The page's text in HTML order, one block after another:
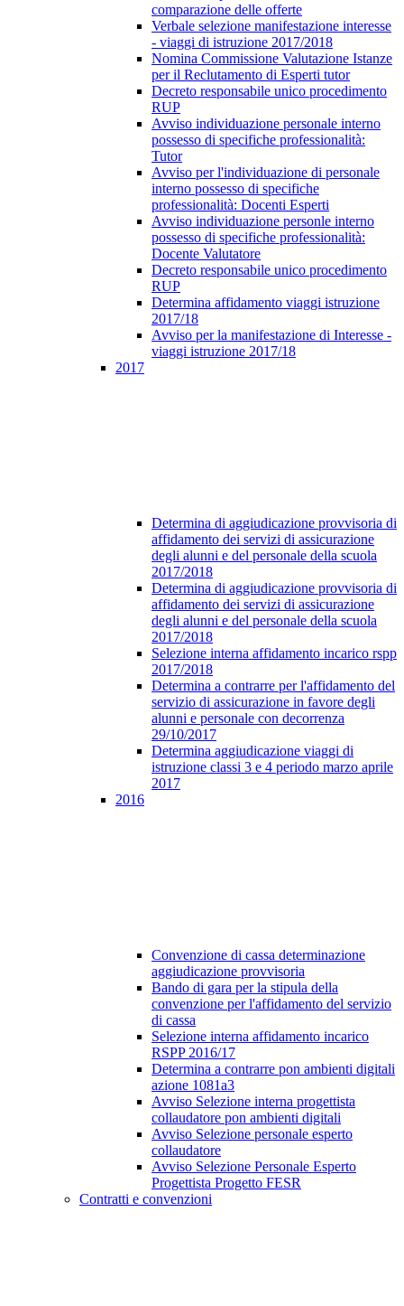
comparazione delle offerte
Verbale selezione manifestazione interesse
- viaggi di istruzione 2017/2018
Nomina Commissione Valutazione Istanze
per il Reclutamento di Esperti tutor
Decreto responsabile unico procedimento
RUP
Avviso individuazione personale interno
possesso di specifiche professionalità:
Tutor
Avviso per l'individuazione di personale
interno possesso di specifiche
professionalità: Docenti Esperti
Avviso individuazione personle interno
possesso di specifiche professionalità:
Docente Valutatore
Decreto responsabile unico procedimento
RUP
Determina affidamento viaggi istruzione
2017/18
Avviso per la manifestazione di Interesse -
viaggi istruzione 2017/18
2017
Determina di aggiudicazione provvisoria di
affidamento dei servizi di assicurazione
degli alunni e del personale della scuola
2017/2018
Determina di aggiudicazione provvisoria di
affidamento dei servizi di assicurazione
degli alunni e del personale della scuola
2017/2018
Selezione interna affidamento incarico rspp
2017/2018
Determina a contrarre per l'affidamento del
servizio di assicurazione in favore degli
alunni e personale con decorrenza
29/10/2017
Determina aggiudicazione viaggi di
istruzione classi 3 e 4 periodo marzo aprile
2017
2016
Convenzione di cassa determinazione
aggiudicazione provvisoria
Bando di gara per la stipula della
convenzione per l'affidamento del servizio
di cassa
Selezione interna affidamento incarico
RSPP 2016/17
Determina a contrarre pon ambienti digitali
azione 1081a3
Avviso Selezione interna progettista
collaudatore pon ambienti digitali
Avviso Selezione personale esperto
collaudatore
Avviso Selezione Personale Esperto
Progettista Progetto FESR
Contratti e convenzioni